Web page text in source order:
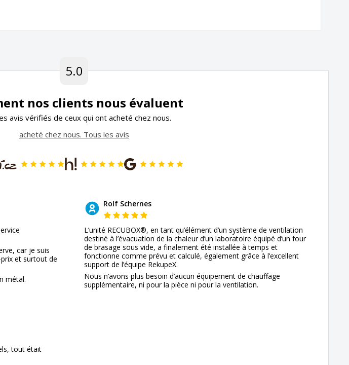
5.0
nos clients nous évaluent
avis vérifiés de ceux qui ont acheté chez nous.
acheté chez nous. Tous les avis
car je suis
et surtout de
métal.
Rolf Schernes
L’unité RECUBOX®, en tant qu’élément d’un système de ventilation
destiné à l’évacuation de la chaleur d’un laboratoire équipé d’un four
de brasage sous vide, a finalement été installée à temps et
fonctionne comme prévu et calculé, également grâce à l’excellent
support de l’équipe RekupeX.
Nous n’avons plus besoin d’aucun équipement de chauffage
supplémentaire, ni pour la pièce ni pour la ventilation.
tout était